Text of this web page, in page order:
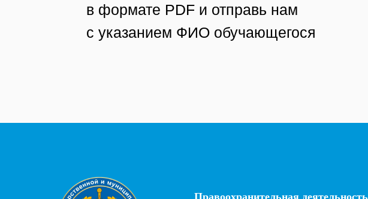
в формате PDF и отправь нам
с указанием ФИО обучающегося